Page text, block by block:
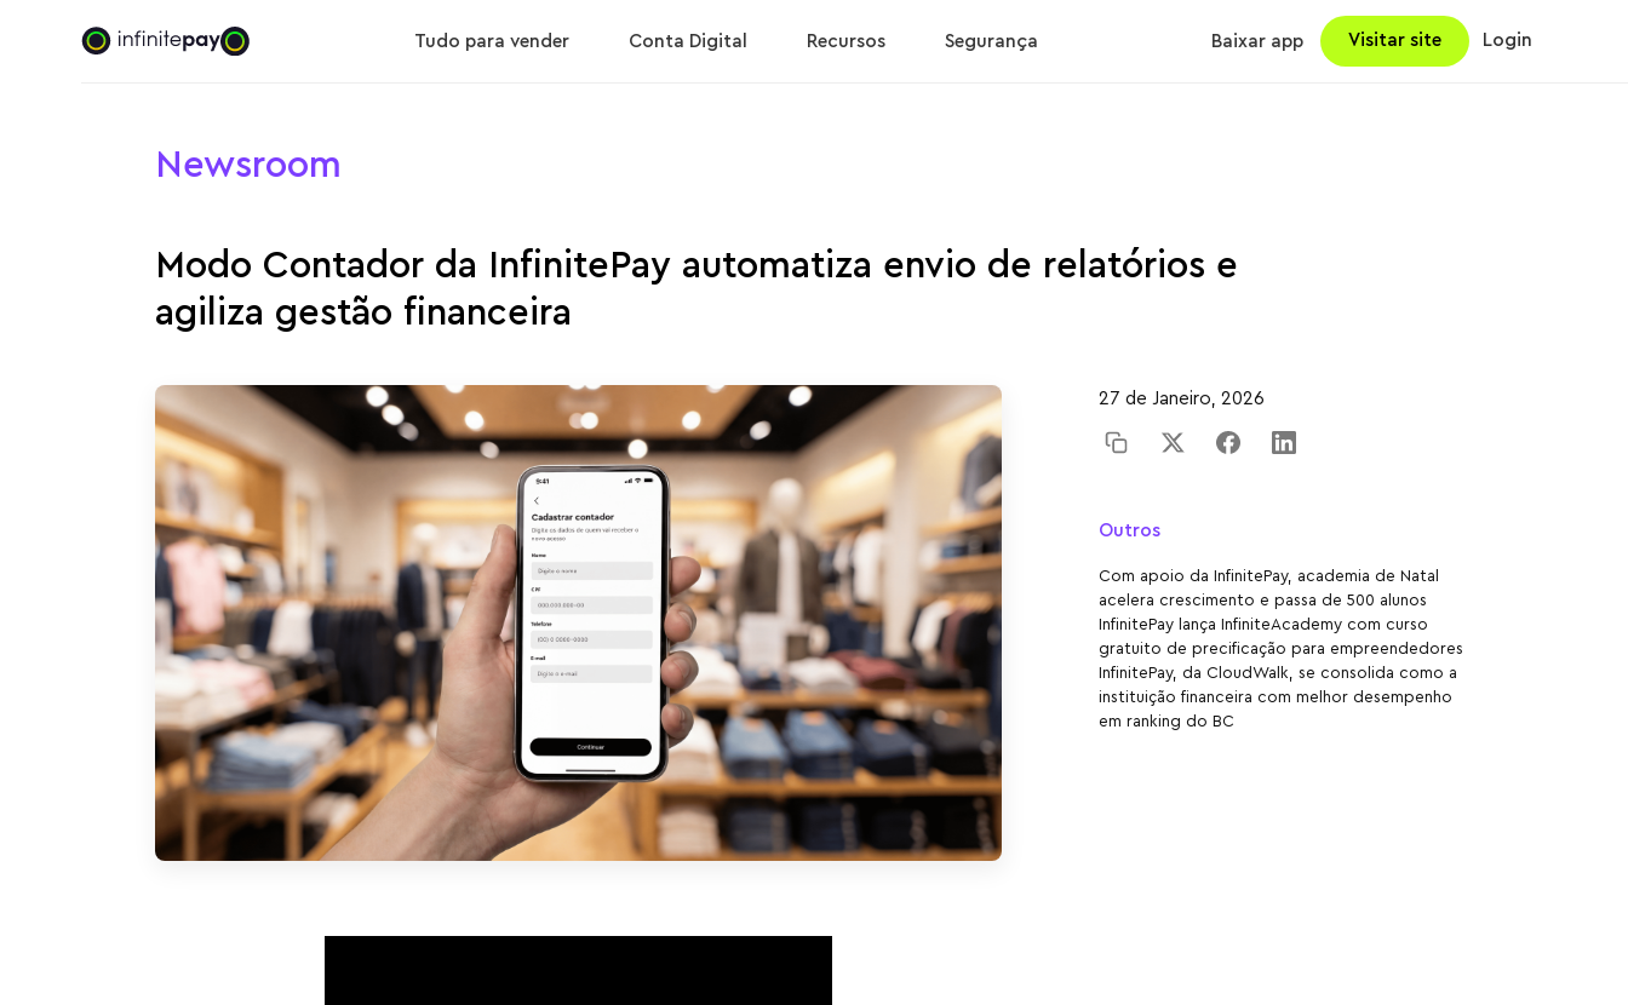
Tudo para vender Conta Digital Recursos Segurança Baixar app Visitar site Login
Newsroom
Modo Contador da InfinitePay automatiza envio de relatórios e
agiliza gestão financeira
27 de Janeiro, 2026
Outros
Com apoio da InfinitePay, academia de Natal
acelera crescimento e passa de 500 alunos
InfinitePay lança InfiniteAcademy com curso
gratuito de precificação para empreendedores
InfinitePay, da CloudWalk, se consolida como a
instituição financeira com melhor desempenho
em ranking do BC